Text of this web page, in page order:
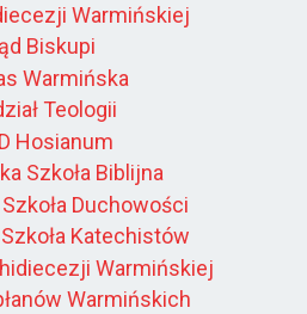
Warmińskiej
Biskupi
Warmińska
Teologii
Hosianum
Szkoła Biblijna
Duchowości
Katechistów
Warmińskiej
Warmińskich